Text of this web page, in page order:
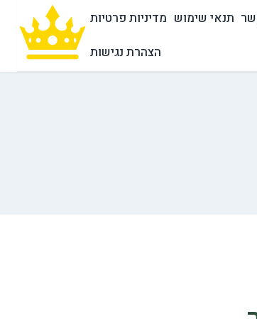
תנאי שימוש מדיניות פרטיות
הצהרת נגישות